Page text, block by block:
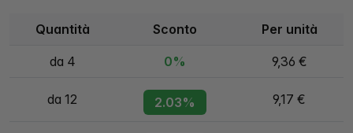
Quantità Sconto Per unità
da 4 0% 9,36 €
da 12 2.03% 9,17 €